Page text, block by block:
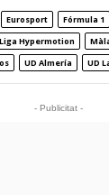
Eurosport Fórmula 1
Hypermotion
UD Almería UD
- Publicitat -